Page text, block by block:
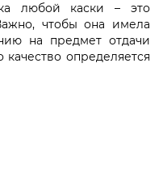
любой каски – это
чтобы она имела
на предмет отдачи
качество определяется